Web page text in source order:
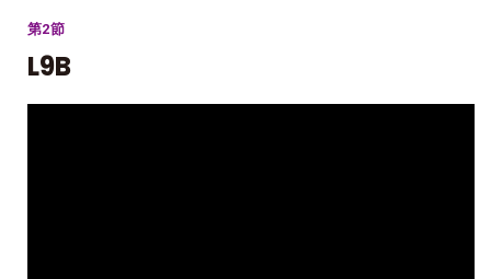
第2節
L9B